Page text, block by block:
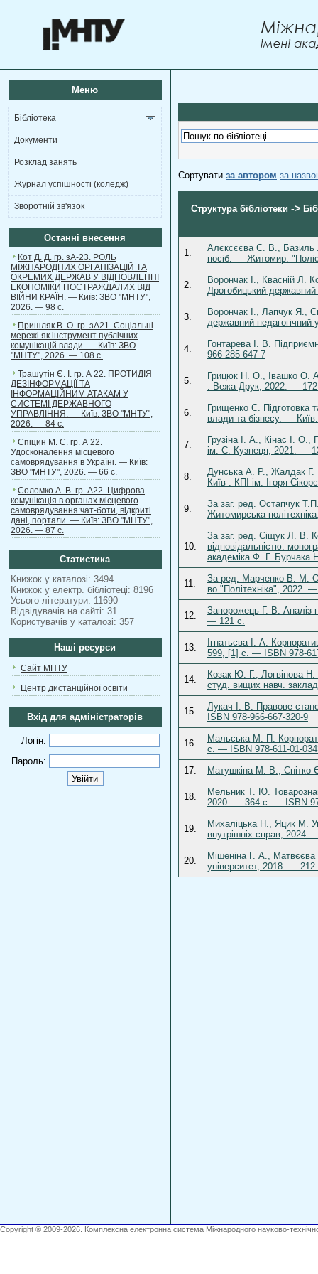
Меню
Бібліотека
Документи
Розклад занять
Журнал успішності (коледж)
Зворотній зв'язок
Останні внесення
Кот Д. Д. гр. зА-23. РОЛЬ
МІЖНАРОДНИХ ОРГАНІЗАЦІЙ ТА
ОКРЕМИХ ДЕРЖАВ У ВІДНОВЛЕННІ
ЕКОНОМІКИ ПОСТРАЖДАЛИХ ВІД
ВІЙНИ КРАЇН. — Київ: ЗВО "МНТУ",
2026. — 98 с.
Пришляк В. О. гр. зА21. Соціальні
мережі як інструмент публічних
комунікацій влади. — Київ: ЗВО
"МНТУ", 2026. — 108 с.
Трашутін Є. І. гр. А 22. ПРОТИДІЯ
ДЕЗІНФОРМАЦІЇ ТА
ІНФОРМАЦІЙНИМ АТАКАМ У
СИСТЕМІ ДЕРЖАВНОГО
УПРАВЛІННЯ. — Київ: ЗВО "МНТУ",
2026. — 84 с.
Спіцин М. С. гр. А 22.
Удосконалення місцевого
самоврядування в Україні. — Київ:
ЗВО "МНТУ", 2026. — 66 с.
Соломко А. В. гр. А22. Цифрова
комунікація в органах місцевого
самоврядування:чат-боти, відкриті
дані, портали. — Київ: ЗВО "МНТУ",
2026. — 87 с.
Статистика
Книжок у каталозі: 3494
Книжок у електр. бібліотеці: 8196
Усього літератури: 11690
Відвідувачів на сайті: 31
Користувачів у каталозі: 357
Наші ресурси
Сайт МНТУ
Центр дистанційної освіти
Вхід для адміністраторів
Логін:
Пароль:
Сортувати за автором за
Структура бібліотеки ->
1.
Алєксєєва С. В., Базиль
посіб. — Житомир:
2.
Ворончак І., Квасній Л.
Дрогобицький державний
3.
Ворончак І., Лапчук Я.,
державний педагогічний
4.
Гонтарева І. В.
966-285-647-7
5.
Грицюк Н. О., Івашко О.
: Вежа-Друк, 2022. —
6.
Грищенко С. Підготовка
влади та бізнесу. —
7.
Грузіна І. А., Кінас І.
ім. С. Кузнеця, 2021. —
8.
Дунська А. Р., Жалдак Г.
Київ : КПІ ім. Ігоря
9.
За заг. ред. Остапчук
Житомирська
10.
За заг. ред. Сіщук Л. В.
відповідальністю:
академіка Ф. Г.
11.
За ред. Марченко В. М.
во "Політехніка", 2022.
12.
Запорожець Г. В. Аналіз
— 121 с.
13.
Ігнатьєва І. А.
599, [1] с. — ISBN 978-
14.
Козак Ю. Г., Логвінова Н.
студ. вищих навч.
15.
Лукач І. В. Правове
ISBN 978-966-667-320-9
16.
Мальська М. П.
с. — ISBN 978-611-01-
17.
Матушкіна М. В., Снітко
18.
Мельник Т. Ю.
2020. — 364 с. — ISBN
19.
Михаліцька Н., Яцик М.
внутрішніх справ, 2024.
20.
Мішеніна Г. А.,
університет, 2018. — 212
Copyright ® 2009-2026. Комплексна електронна система Міжнародного науково-